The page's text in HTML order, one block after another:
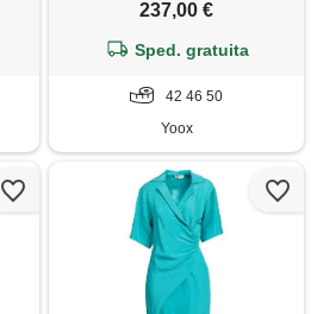
237,00 €
Sped. gratuita
42 46 50
Yoox